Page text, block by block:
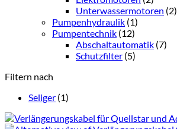
Unterwassermotoren (2)
Pumpenhydraulik (1)
Pumpentechnik (12)
Abschaltautomatik (7)
Schutzfilter (5)
Filtern nach
Seliger (1)